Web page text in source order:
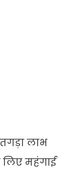
लाभ
लिए महंगाई